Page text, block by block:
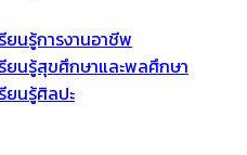
ยนรู้การงานอาชีพ
ยนรู้สุขศึกษาและพลศึกษา
ยนรู้ศิลปะ